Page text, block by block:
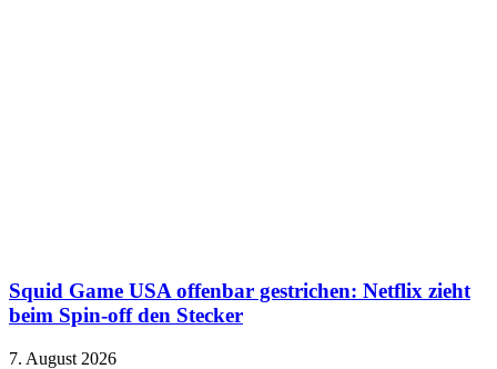
Squid Game USA offenbar gestrichen: Netflix zieht
beim Spin-off den Stecker
7. August 2026